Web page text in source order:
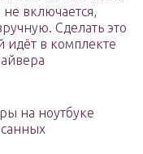
включается,
Сделать это
в комплекте
на ноутбуке